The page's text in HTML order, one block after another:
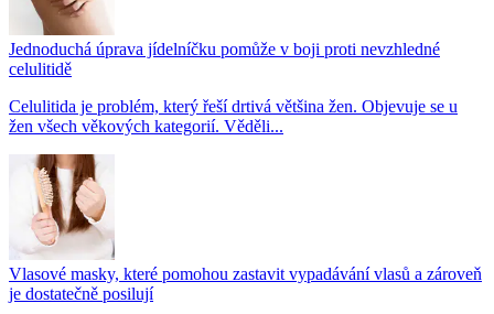
Jednoduchá úprava jídelníčku pomůže v boji proti nevzhledné
celulitidě
Celulitida je problém, který řeší drtivá většina žen. Objevuje se u
žen všech věkových kategorií. Věděli...
Vlasové masky, které pomohou zastavit vypadávání vlasů a zároveň
je dostatečně posilují